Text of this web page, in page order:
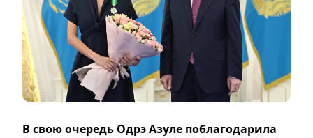
В свою очередь Одрэ Азуле поблагодарила